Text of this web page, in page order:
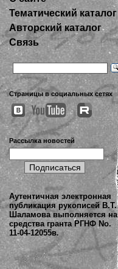
Тематический каталог
Авторский каталог
Связь
Страницы в социальных сетях
Рассылка новостей
Аутентичная электронная
публикация рукописей В.Т.
Шаламова выполняется на
средства гранта РГНФ No.
11-04-12055в.